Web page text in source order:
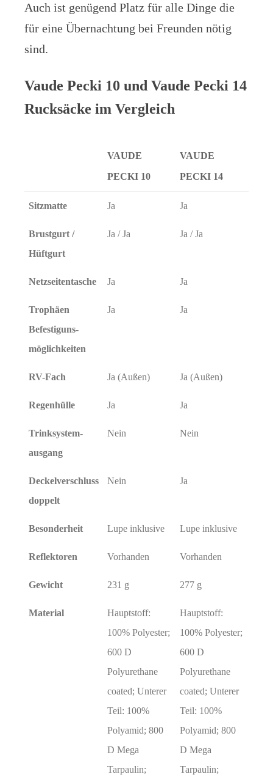
Auch ist genügend Platz für alle Dinge die
für eine Übernachtung bei Freunden nötig
sind.
Vaude Pecki 10 und Vaude Pecki 14
Rucksäcke im Vergleich
VAUDE
PECKI 10
VAUDE
PECKI 14
VAUDE
VAUDE
Sitzmatte Ja Ja
Brustgurt /
Hüftgurt
Ja / Ja Ja / Ja
Netzseitentasche Ja Ja
Trophäen
Befestiguns-
möglichkeiten
Ja Ja
RV-Fach Ja (Außen) Ja (Außen)
Regenhülle Ja Ja
Trinksystem-
ausgang
Nein Nein
Deckelverschluss
doppelt
Nein Ja
Besonderheit Lupe inklusive Lupe inklusive
Reflektoren Vorhanden Vorhanden
Gewicht 231 g 277 g
Material
Hauptstoff:
100% Polyester;
600 D
Polyurethane
coated; Unterer
Teil: 100%
Polyamid; 800
D Mega
Tarpaulin;
Hauptstoff:
100% Polyester;
600 D
Polyurethane
coated; Unterer
Teil: 100%
Polyamid; 800
D Mega
Tarpaulin;